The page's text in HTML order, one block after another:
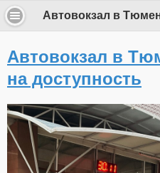
Автовокзал в
на доступность